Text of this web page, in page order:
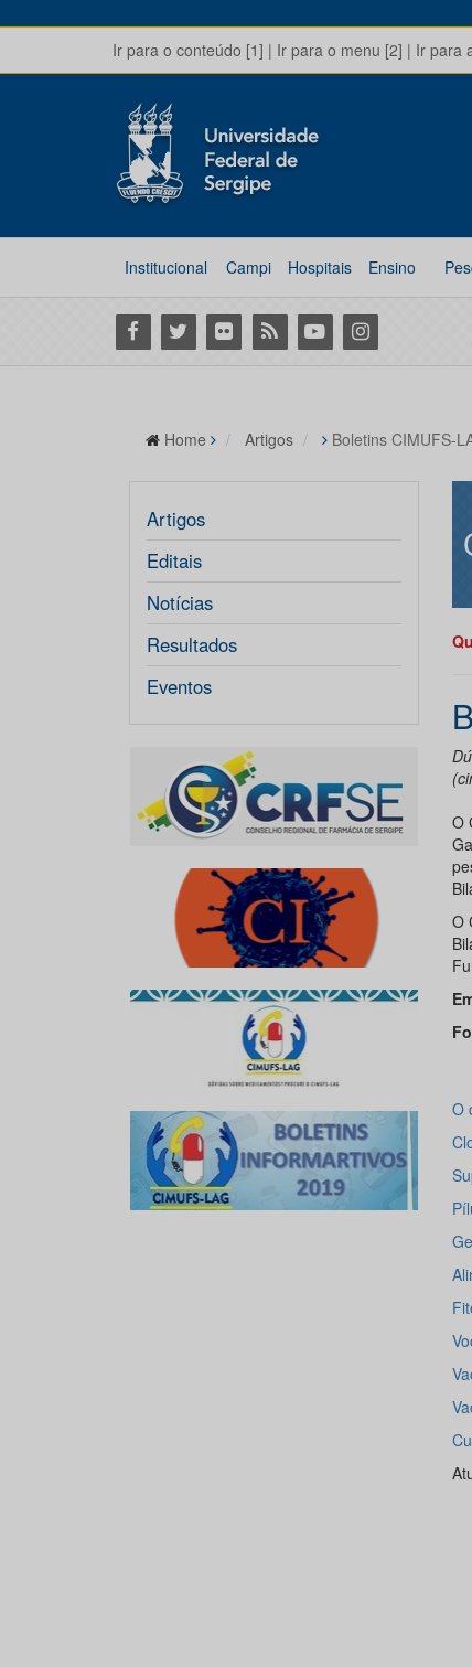
Ir para o conteúdo [1] | Ir para o menu [2] | Ir para
Institucional Campi Hospitais Ensino
Facebook
Twitter Flickr RSS YoutubeInstagram
Home Artigos Boletins CIMUFS-
Artigos
Editais
Notícias
Resultados
Eventos
O
O
O